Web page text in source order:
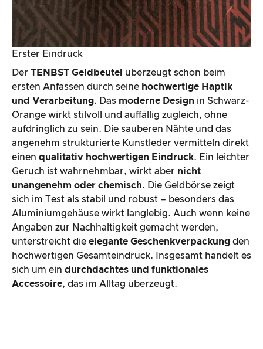
Erster Eindruck
Der TENBST Geldbeutel
überzeugt schon beim
ersten Anfassen durch seine hochwertige Haptik
und Verarbeitung. Das moderne Design in Schwarz-
Orange wirkt stilvoll und auffällig zugleich, ohne
aufdringlich zu sein. Die sauberen Nähte und das
angenehm strukturierte Kunstleder vermitteln direkt
einen qualitativ hochwertigen Eindruck. Ein leichter
Geruch ist wahrnehmbar, wirkt aber nicht
unangenehm oder chemisch. Die Geldbörse zeigt
sich im Test als stabil und robust – besonders das
Aluminiumgehäuse wirkt langlebig. Auch wenn keine
Angaben zur Nachhaltigkeit gemacht werden,
unterstreicht die elegante Geschenkverpackung den
hochwertigen Gesamteindruck. Insgesamt handelt es
sich um ein durchdachtes und funktionales
Accessoire, das im Alltag überzeugt.